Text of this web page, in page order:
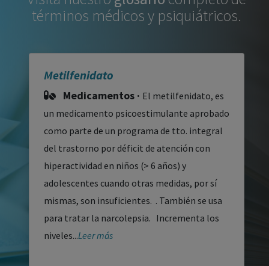
términos médicos y psiquiátricos.
Metilfenidato
Medicamentos · El metilfenidato, es
un medicamento psicoestimulante aprobado
como parte de un programa de tto. integral
del trastorno por déficit de atención con
hiperactividad en niños (> 6 años) y
adolescentes cuando otras medidas, por sí
mismas, son insuficientes. . También se usa
para tratar la narcolepsia. Incrementa los
niveles...Leer más